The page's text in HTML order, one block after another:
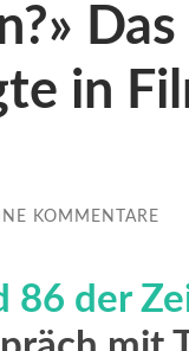
in
KOMMENTARE
86 der